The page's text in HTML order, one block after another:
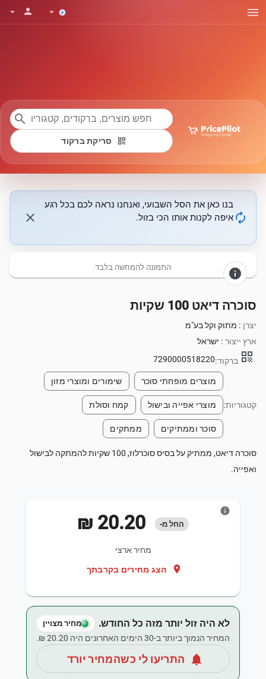
menu
arrow_drop_down
person
arrow_drop_down
search
qr_code סריקת ברקוד
autorenew
בנו כאן את הסל השבועי, ואנחנו נראה לכם בכל רגע
איפה לקנות אותו הכי בזול.
close
info התמונה להמחשה בלבד
סוכרה דיאט 100 שקיות
יצרן : מתוק וקל בע"מ
ארץ ייצור : ישראל
qr_code ברקוד:7290000518220
קטגוריות:
מוצרים מופחתי סוכר שימורים ומוצרי מזון
מוצרי אפייה ובישול קמח וסולת
סוכר וממתיקים ממתקים
סוכרה דיאט, ממתיק על בסיס סוכרלוז, 100 שקיות להמתקה לבישול
ואפייה.
החל מ-
מחיר ארצי
location_on הצג מחירים בקרבתך
info
לא היה זול יותר מזה כל החודש. מחיר מצויין
המחיר הנמוך ביותר ב-30 הימים האחרונים היה ‏20.20 ‏₪.
notifications התריעו לי כשהמחיר יורד